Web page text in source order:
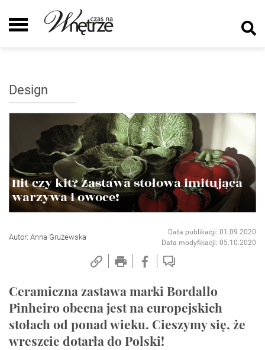
Design
Hit czy kit? Zastawa stołowa imitująca
warzywa i owoce!
Autor: Anna Grużewska
Data publikacji: 01.09.2020
Data modyfikacji: 05.10.2020
Ceramiczna zastawa marki Bordallo
Pinheiro obecna jest na europejskich
stołach od ponad wieku. Cieszymy się, że
wreszcie dotarła do Polski!